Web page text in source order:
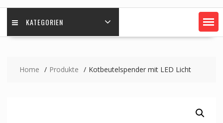
KATEGORIEN
Home Produkte Kotbeutelspender mit LED Licht